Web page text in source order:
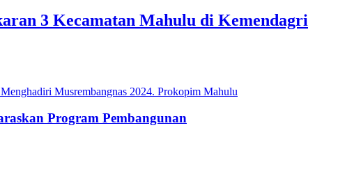
3 Kecamatan Mahulu di Kemendagri
Program Pembangunan